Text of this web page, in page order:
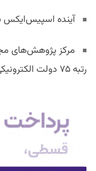
آینده اسپیس‌ایکس
مرکز پژوهش‌های
رتبه ۷۵ دولت الکترونیکی است